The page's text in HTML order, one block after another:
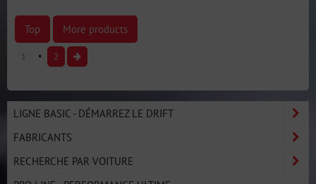
Top More products
1 2
LIGNE BASIC - DÉMARREZ LE DRIFT
FABRICANTS
RECHERCHE PAR VOITURE